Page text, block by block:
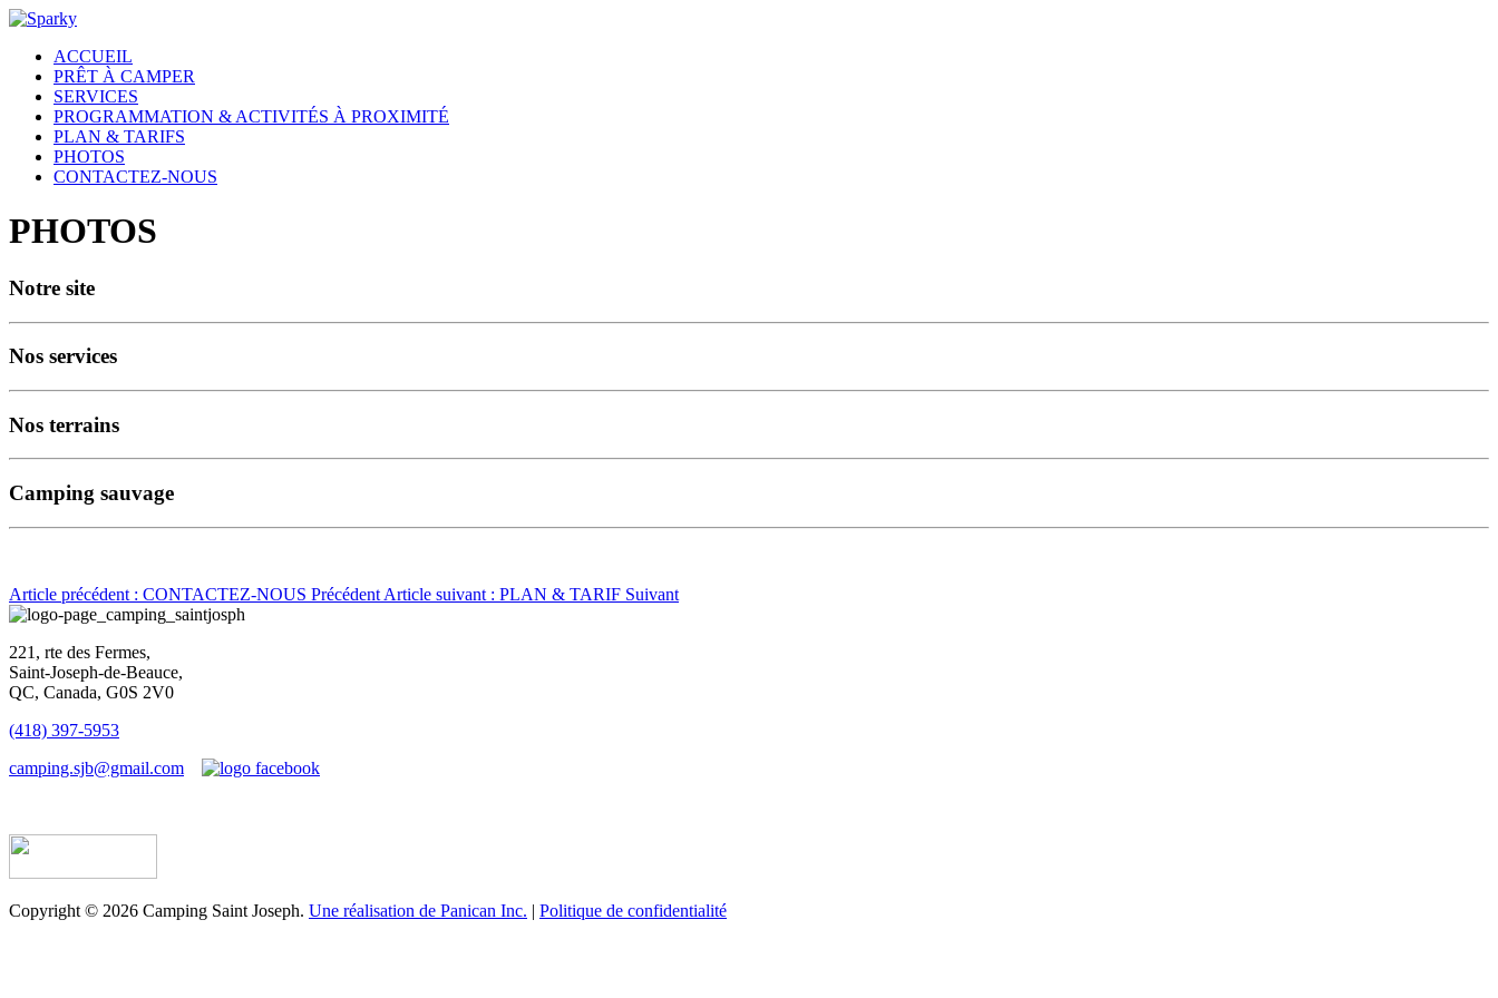
ACCUEIL
PRÊT À CAMPER
SERVICES
PROGRAMMATION & ACTIVITÉS À PROXIMITÉ
PLAN & TARIFS
PHOTOS
CONTACTEZ-NOUS
PHOTOS
Notre site
Nos services
Nos terrains
Camping sauvage
Article précédent : CONTACTEZ-NOUS Précédent Article suivant : PLAN & TARIF Suivant
221, rte des Fermes,
Saint-Joseph-de-Beauce,
QC, Canada, G0S 2V0
(418) 397-5953
camping.sjb@gmail.com
Copyright © 2026 Camping Saint Joseph. Une réalisation de Panican Inc. | Politique de confidentialité